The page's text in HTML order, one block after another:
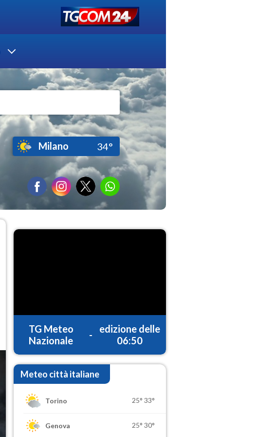
Milano 34°
TG Meteo
Nazionale
-
edizione delle
06:50
Meteo città italiane
Torino 25° 33°
Genova 25° 30°